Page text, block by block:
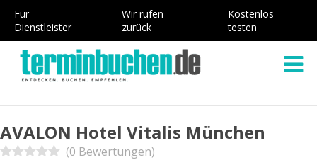
Für
Dienstleister
Wir rufen
zurück
Kostenlos
testen
AVALON Hotel Vitalis München
(0 Bewertungen)